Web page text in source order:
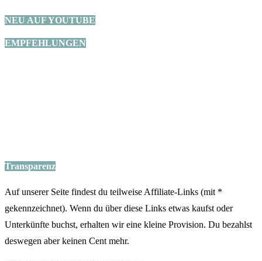
NEU AUF YOUTUBE
EMPFEHLUNGEN
Transparenz
Auf unserer Seite findest du teilweise Affiliate-Links (mit *
gekennzeichnet). Wenn du über diese Links etwas kaufst oder
Unterkünfte buchst, erhalten wir eine kleine Provision. Du bezahlst
deswegen aber keinen Cent mehr.